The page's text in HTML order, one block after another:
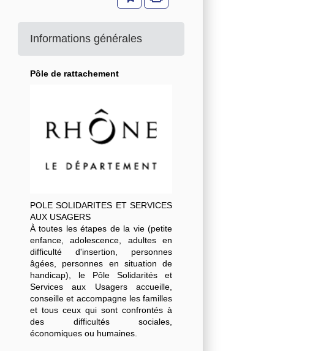
Informations générales
Pôle de rattachement
POLE SOLIDARITES ET SERVICES
AUX USAGERS
À toutes les étapes de la vie (petite
enfance, adolescence, adultes en
difficulté d'insertion, personnes
âgées, personnes en situation de
handicap), le Pôle Solidarités et
Services aux Usagers accueille,
conseille et accompagne les familles
et tous ceux qui sont confrontés à
des difficultés sociales,
économiques ou humaines.